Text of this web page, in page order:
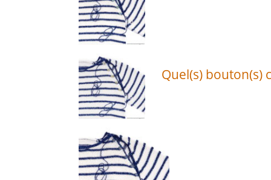
Quel(s) bouton(s)